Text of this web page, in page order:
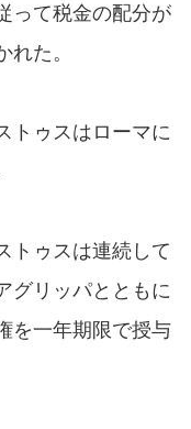
って税金の配分が
た。
トゥスはローマに
トゥスは連続して
グリッパとともに
を一年期限で授与